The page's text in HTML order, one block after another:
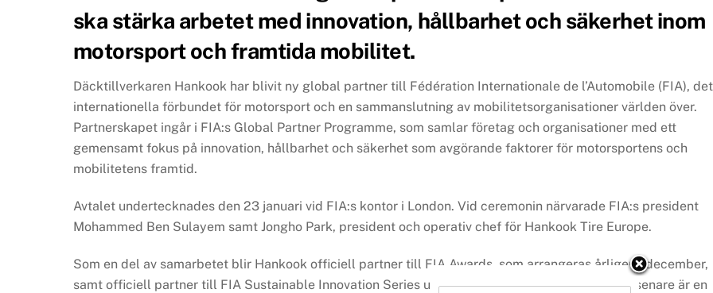
ska stärka arbetet med innovation, hållbarhet och säkerhet inom
motorsport och framtida mobilitet.
Däcktillverkaren Hankook har blivit ny global partner till Fédération Internationale de l’Automobile (FIA), det
internationella förbundet för motorsport och en sammanslutning av mobilitetsorganisationer världen över.
Partnerskapet ingår i FIA:s Global Partner Programme, som samlar företag och organisationer med ett
gemensamt fokus på innovation, hållbarhet och säkerhet som avgörande faktorer för motorsportens och
mobilitetens framtid.
Avtalet undertecknades den 23 januari vid FIA:s kontor i London. Vid ceremonin närvarade FIA:s president
Mohammed Ben Sulayem samt Jongho Park, president och operativ chef för Hankook Tire Europe.
Som en del av samarbetet blir Hankook officiell partner till FIA Awards, som arrangeras årligen i december,
samt officiell partner till FIA Sustainable Innovation Series under perioden 2026 till 2028. Den senare är en